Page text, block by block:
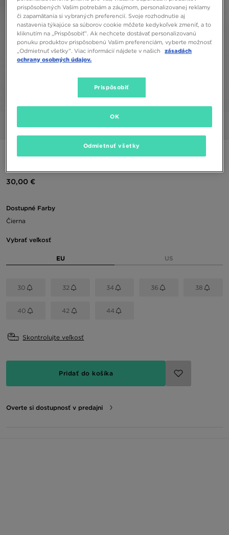
Obrázky Video
30,00 €
Dostupné Farby
Čierna
Vybrať veľkosť
EU US
30 32 34 36 38
40 42 44
Skontrolujte veľkosť
Pridať do košíka
Overte si dostupnosť v predajni
prispôsobených Vašim potrebám a záujmom, personalizovanej reklamy
či zapamätania si vybraných preferencií. Svoje rozhodnutie aj
nastavenia týkajúce sa súborov cookie môžete kedykoľvek zmeniť, a to
kliknutím na „Prispôsobiť”. Ak nechcete dostávať personalizovanú
ponuku produktov prispôsobenú Vašim preferenciám, vyberte možnosť
„Odmietnuť všetky”. Viac informácií nájdete v našich
zásadách
ochrany osobných údajov.
Prispôsobiť
Odmietnuť všetky
OK